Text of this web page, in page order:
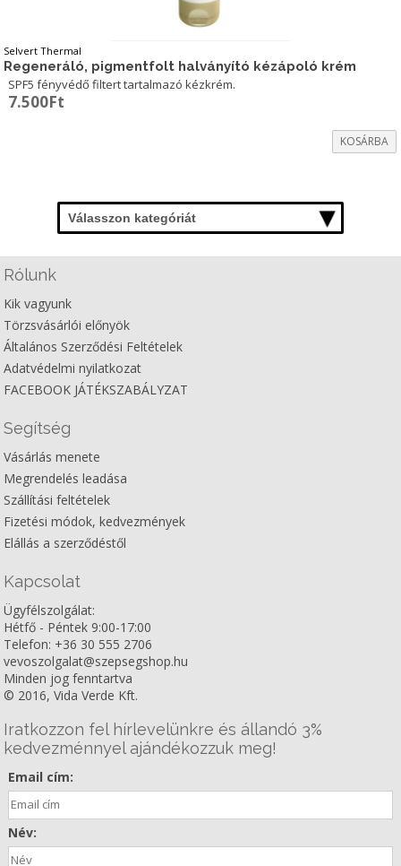
Selvert Thermal
Regeneráló, pigmentfolt halványító kézápoló krém
SPF5 fényvédő filtert tartalmazó kézkrém.
7.500Ft
KOSÁRBA
Válasszon kategóriát
Rólunk
Kik vagyunk
Törzsvásárlói előnyök
Általános Szerződési Feltételek
Adatvédelmi nyilatkozat
FACEBOOK JÁTÉKSZABÁLYZAT
Segítség
Vásárlás menete
Megrendelés leadása
Szállítási feltételek
Fizetési módok, kedvezmények
Elállás a szerződéstől
Kapcsolat
Ügyfélszolgálat:
Hétfő - Péntek 9:00-17:00
Telefon: +36 30 555 2706
vevoszolgalat@szepsegshop.hu
Minden jog fenntartva
© 2016, Vida Verde Kft.
Iratkozzon fel hírlevelünkre és állandó 3%
kedvezménnyel ajándékozzuk meg!
Email cím:
Név: